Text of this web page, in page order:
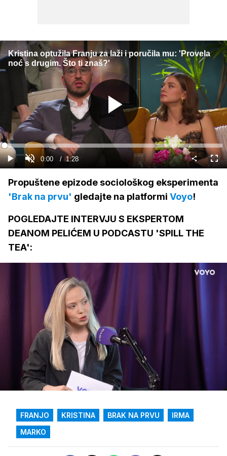
Kristina optužila Franju za laži i poručila mu: 'Provela
noć s drugim. Što ti znaš?'
Gledaj
GledajUpali
zvuk
Current
Time
0:00 / Duration
1:28
Loaded:
0%
Propuštene epizode sociološkog eksperimenta
'Brak na prvu' gledajte na platformi Voyo!
POGLEDAJTE INTERVJU S EKSPERTOM
DEANOM PELIĆEM U PODCASTU 'SPILL THE
TEA':
Upali
zvuk
Loaded:
3.04%
FRANJO KRISTINA BRAK NA PRVU
IRMA
MARKO